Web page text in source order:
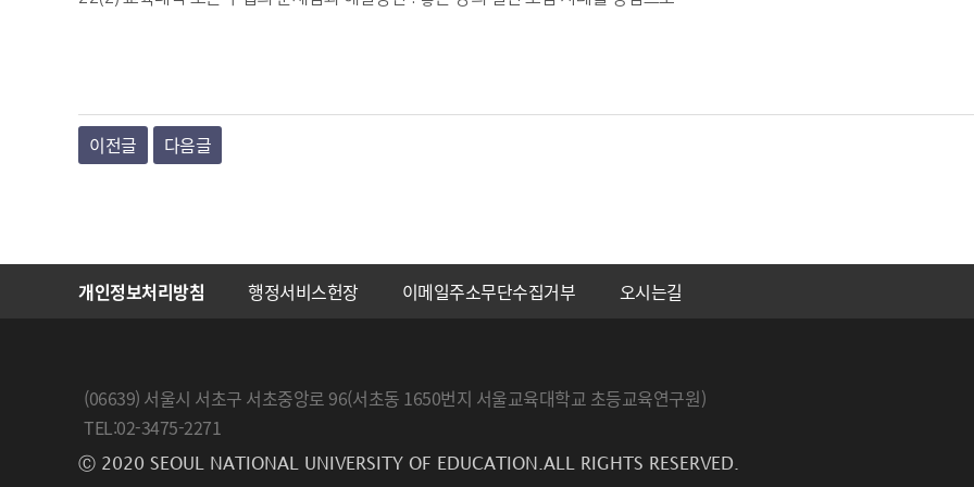
이전글 다음글
개인정보처리방침 행정서비스헌장 이메일주소무단수집거부 오시는길
(06639) 서울시 서초구 서초중앙로 96(서초동 1650번지 서울교육대학교 초등교육연구원)
TEL:02-3475-2271
Ⓒ 2020 SEOUL NATIONAL UNIVERSITY OF EDUCATION.ALL RIGHTS RESERVED.